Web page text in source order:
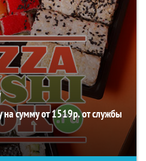
на сумму от 1519р. от службы